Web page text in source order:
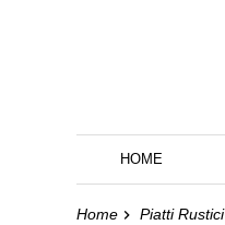
HOME
Home Piatti Rustici